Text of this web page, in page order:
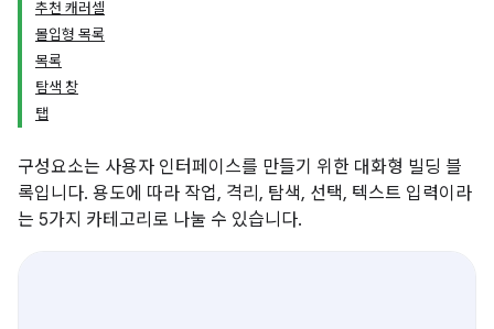
추천 캐러셀
몰입형 목록
목록
탐색 창
탭
구성요소는 사용자 인터페이스를 만들기 위한 대화형 빌딩 블
록입니다. 용도에 따라 작업, 격리, 탐색, 선택, 텍스트 입력이라
는 5가지 카테고리로 나눌 수 있습니다.